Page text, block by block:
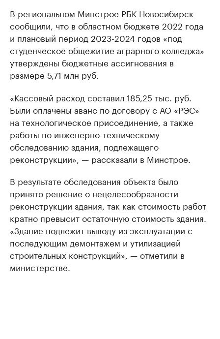
В региональном Минстрое РБК Новосибирск
сообщили, что в областном бюджете 2022 года
и плановый период 2023-2024 годов «под
студенческое общежитие аграрного колледжа»
утверждены бюджетные ассигнования в
размере 5,71 млн руб.
«Кассовый расход составил 185,25 тыс. руб.
Были оплачены аванс по договору с АО «РЭС»
на технологическое присоединение, а также
работы по инженерно-техническому
обследованию здания, подлежащего
реконструкции», — рассказали в Минстрое.
В результате обследования объекта было
принято решение о нецелесообразности
реконструкции здания, так как стоимость работ
кратно превысит остаточную стоимость здания.
«Здание подлежит выводу из эксплуатации с
последующим демонтажем и утилизацией
строительных конструкций», — отметили в
министерстве.